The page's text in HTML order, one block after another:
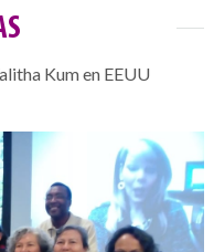
Kum en EEUU